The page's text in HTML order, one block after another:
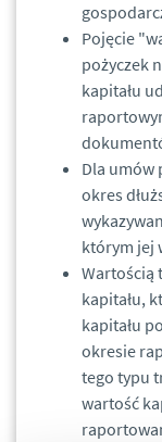
Pojęcie
pożyczek
kapitału
Dla umów
okres
którym jej
Wartością
kapitału,
kapitału
okresie
tego typu
wartość